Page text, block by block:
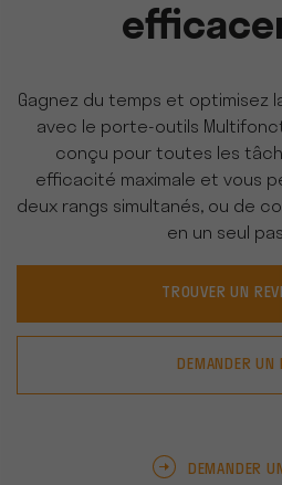
Gagnez du temps et optimisez
avec le porte-outils
conçu pour toutes les
efficacité maximale et vous
deux rangs simultanés, ou de
en un seul
TROUVER UN
DEMANDER UN
DEMANDER